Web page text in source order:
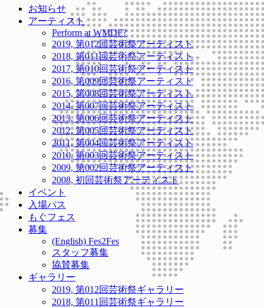
お知らせ
アーティスト
Perform at WMDF?
2019, 第012回芸術祭アーティスト
2018, 第011回芸術祭アーティスト
2017, 第010回芸術祭アーティスト
2016, 第009回芸術祭アーティスト
2015, 第008回芸術祭アーティスト
2014, 第007回芸術祭アーティスト
2013, 第006回芸術祭アーティスト
2012, 第005回芸術祭アーティスト
2011, 第004回芸術祭アーティスト
2010, 第003回芸術祭アーティスト
2009, 第002回芸術祭アーティスト
2008, 初回芸術祭アーティスト
イベント
入場パス
もぐフェス
募集
(English) Fes2Fes
スタッフ募集
協賛募集
ギャラリー
2019, 第012回芸術祭ギャラリー
2018, 第011回芸術祭ギャラリー